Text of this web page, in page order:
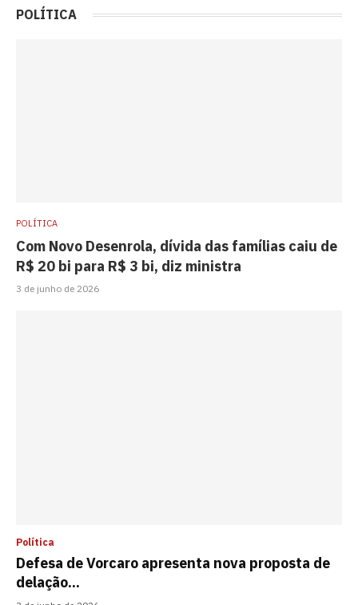
POLÍTICA
POLÍTICA
Com Novo Desenrola, dívida das famílias caiu de
R$ 20 bi para R$ 3 bi, diz ministra
3 de junho de 2026
Política
Defesa de Vorcaro apresenta nova proposta de
delação...